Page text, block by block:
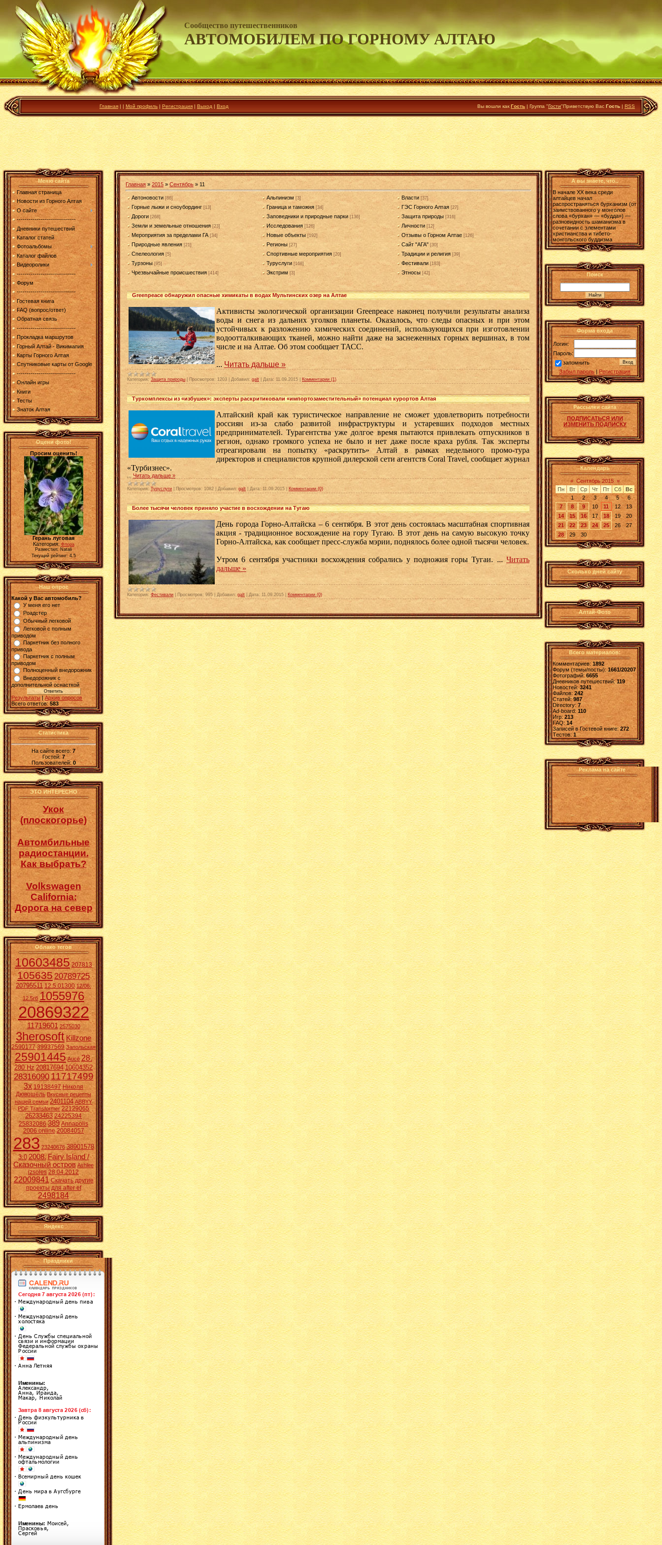
Сообщество путешественников
АВТОМОБИЛЕМ ПО ГОРНОМУ АЛТАЮ
Главная | | Мой профиль | Регистрация | Выход | Вход Вы вошли как Гость | Группа "Гости"Приветствую Вас Гость | RSS
Меню сайта
Главная страница
Новости из Горного Алтая
О сайте
------------------------------
Дневники путешествий
Каталог статей
Фотоальбомы
Каталог файлов
Видеоролики
------------------------------
Форум
------------------------------
Гостевая книга
FAQ (вопрос/ответ)
Обратная связь
------------------------------
Прокладка маршрутов
Горный Алтай - Викимапия
Карты Горного Алтая
Спутниковые карты от Google
------------------------------
Онлайн игры
Книги
Тесты
Знаток Алтая
Оцени фото!
Просим оценить!
Герань луговая
Категория: Флора
Разместил: Natali
Текущий рейтинг: 4.5
Наш опрос
Какой у Вас автомобиль?
У меня его нет
Роадстер
Обычный легковой
Легковой с полным
приводом
Паркетник без полного
привода
Паркетник с полным
приводом
Полноценный внедорожник
Внедорожник с
дополнительной оснасткой
Результаты |Архив опросов
Всего ответов:583
Статистика
На сайте всего:7
Гостей:7
Пользователей: 0
ЭТО ИНТЕРЕСНО
Укок
(плоскогорье)
Автомбильные
радиостанции.
Как выбрать?
Volkswagen
California:
Дорога на север
Облако тегов
10603485 207813
10563520789725
20795511 12.5.01300 12/06.
12.5гб 1055976
20869322
11719601 2575030
3herosoft Killzone
2590177 39937569 Запольская
25901445 Aucē 28.
280 Hz 20817694 10604352
2831609011717499
3x 19138497 Николя
Дювошель Вкусные рецепты
нашей семьи 2401104 ABBYY
PDF Transformer 22129065
26233463 24225394
25832086 389 Annapolis
2006 online 20084057
283 23240676 38901578
3:0 2008. Fairy Island /
Сказочный остров Ashlee
izsoles 28.04.2012
22009841 Скачать другие
проекты для after ef
2498184
Яндекс
Праздники
Главная » 2015 » Сентябрь » 11
Автоновости [86] Альпинизм [3] Власти [37]
Горные лыжи и сноубординг [13] Граница и таможня [34] ГЭС Горного Алтая [27]
Дороги [268] Заповедники и природные парки [136] Защита природы [316]
Земли и земельные отношения [23] Исследования [126] Личности [12]
Мероприятия за пределами ГА [34] Новые объекты [192] Отзывы о Горном Алтае [126]
Природные явления [21] Регионы [27] Сайт "АГА" [30]
Спелеология [5] Спортивные мероприятия [20] Традиции и религия [39]
Турзоны [95] Туруслуги [168] Фестивали [183]
Чрезвычайные происшествия [414] Экстрим [3] Этносы [42]
Greenpeace обнаружил опасные химикаты в водах Мультинских озер на Алтае
Активисты экологической организации Greenpeace наконец получили результаты анализа
воды и снега из дальних уголков планеты. Оказалось, что следы опасных и при этом
устойчивых к разложению химических соединений, использующихся при изготовлении
водоотталкивающих тканей, можно найти даже на заснеженных горных вершинах, в том
числе и на Алтае. Об этом сообщает ТАСС.
... Читать дальше »
Категория: Защита природы Просмотров: 1203 Добавил: galt Дата: 11.09.2015 Комментарии (1)
Туркомплексы из «избушек»: эксперты раскритиковали «импортозаместительный» потенциал курортов Алтая
Алтайский край как туристическое направление не сможет удовлетворить потребности
россиян из-за слабо развитой инфраструктуры и устаревших подходов местных
предпринимателей. Турагентства уже долгое время пытаются привлекать отпускников в
регион, однако громкого успеха не было и нет даже после краха рубля. Так эксперты
отреагировали на попытку «раскрутить» Алтай в рамках недельного промо-тура
директоров и специалистов крупной дилерской сети агентств Coral Travel, сообщает журнал
«Турбизнес».
Читать дальше »
Категория: Туруслуги Просмотров: 1082 Добавил: galt Дата: 11.09.2015 Комментарии (0)
Более тысячи человек приняло участие в восхождении на Тугаю
День города Горно-Алтайска – 6 сентября. В этот день состоялась масштабная спортивная
акция - традиционное восхождение на гору Тугаю. В этот день на самую высокую точку
Горно-Алтайска, как сообщает пресс-служба мэрии, поднялось более одной тысячи человек.
Утром 6 сентября участники восхождения собрались у подножия горы Тугаи. ...Читать
дальше »
Категория: Фестивали Просмотров: 995 Добавил: galt Дата: 11.09.2015 Комментарии (0)
А вы знаете, что..
В начале XX века среди
алтайцев начал
распространяться бурханизм (от
заимствованного у монголов
слова «бурхан» — «будда») —
разновидность шаманизма в
сочетании с элементами
христианства и тибето-
монгольского буддизма
Поиск
Форма входа
Логин:
Пароль:
запомнить
Забыл пароль | Регистрация
Рассылки сайта
ПОДПИСАТЬСЯ ИЛИ
ИЗМЕНИТЬ ПОДПИСКУ
Календарь
« Сентябрь 2015 »
Пн
Вт Ср Чт Пт Сб
Вс
1
2 3 4 5
6
7
8 9 10 11 12
13
14
15 16 17 18 19
20
21
22 23 24 25 26
27
28
29 30
Сколько дней сайту
Алтай-Фото
Всего материалов:
Комментариев: 1892
Форум (темы/посты):1661/20207
Фотографий:6655
Дневников путешествий:119
Новостей:3241
Файлов: 242
Статей:987
Directory: 7
Ad-board:110
Игр: 213
FAQ:14
Записей в Гостевой книге:272
Tестов: 1
Реклама на сайте